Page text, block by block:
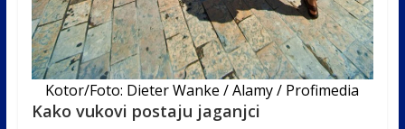
Kotor/Foto: Dieter Wanke / Alamy / Profimedia
Kako vukovi postaju jaganjci